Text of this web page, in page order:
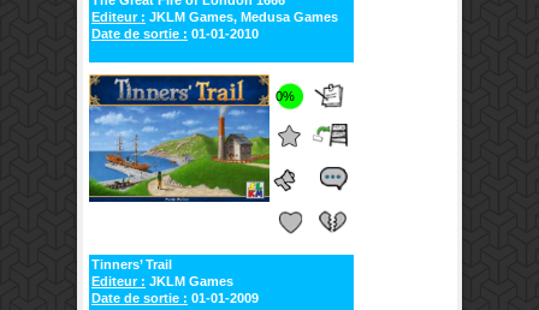
Editeur : JKLM Games, Medusa Games
Date de sortie : 01-01-2010
0%
Tinners’ Trail
Editeur : JKLM Games
Date de sortie : 01-01-2009